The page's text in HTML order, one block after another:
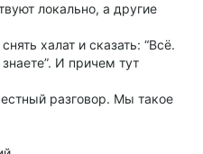
локально, а другие
халат и сказать: “Всё.
И причем тут
разговор. Мы такое